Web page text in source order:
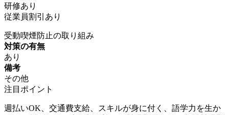
研修あり
従業員割引あり
受動喫煙防止の取り組み
対策の有無
あり
備考
その他
注目ポイント
週払いOK、交通費支給、スキルが身に付く、語学力を生か